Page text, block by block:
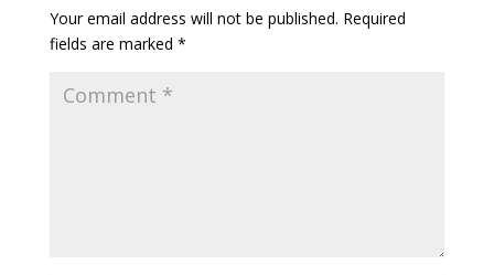
Your email address will not be published. Required
fields are marked *